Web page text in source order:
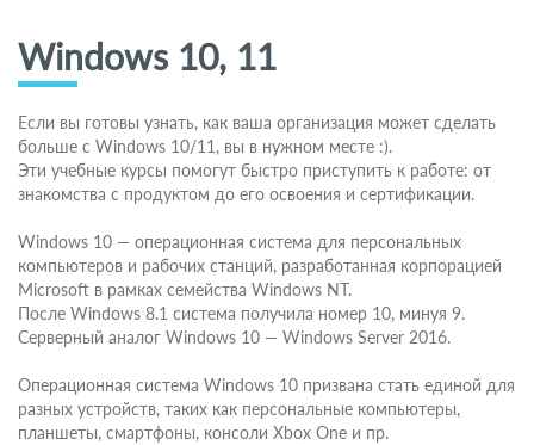
Windows 10, 11
Если вы готовы узнать, как ваша организация может сделать
больше с Windows 10/11, вы в нужном месте :).
Эти учебные курсы помогут быстро приступить к работе: от
знакомства с продуктом до его освоения и сертификации.
Windows 10 — операционная система для персональных
компьютеров и рабочих станций, разработанная корпорацией
Microsoft в рамках семейства Windows NT.
После Windows 8.1 система получила номер 10, минуя 9.
Серверный аналог Windows 10 — Windows Server 2016.
Операционная система Windows 10 призвана стать единой для
разных устройств, таких как персональные компьютеры,
планшеты, смартфоны, консоли Xbox One и пр.